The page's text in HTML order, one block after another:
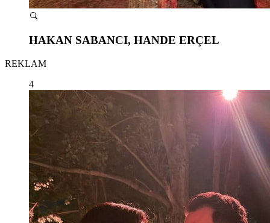
HAKAN SABANCI, HANDE ERÇEL
REKLAM
4